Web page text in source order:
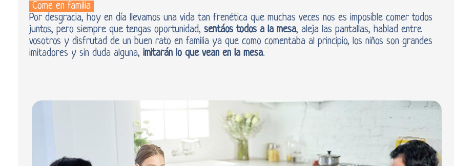
Come en familia
Por desgracia, hoy en día llevamos una vida tan frenética que muchas veces nos es imposible comer todos
juntos, pero siempre que tengas oportunidad, sentáos todos a la mesa, aleja las pantallas, hablad entre
vosotros y disfrutad de un buen rato en familia ya que como comentaba al principio, los niños son grandes
imitadores y sin duda alguna, imitarán lo que vean en la mesa.